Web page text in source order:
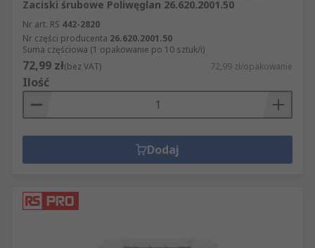
Zaciski śrubowe Poliwęglan 26.620.2001.50
Nr art. RS 442-2820
Nr części producenta 26.620.2001.50
Suma częściowa (1 opakowanie po 10 sztuk/i)
72,99 zł(bez VAT) 72,99 zł/opakowanie
Ilość
Dodaj